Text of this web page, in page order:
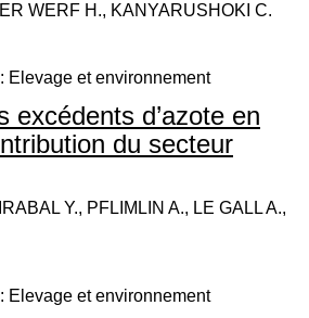
WERF H., KANYARUSHOKI C.
Elevage et environnement
excédents d’azote en
du secteur
Y., PFLIMLIN A., LE GALL A.,
Elevage et environnement